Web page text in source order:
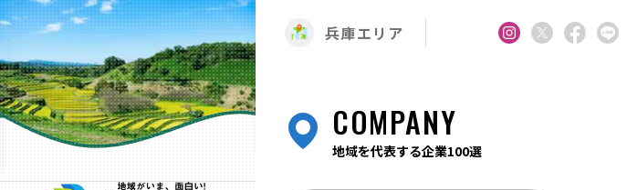
兵庫エリア
COMPANY
地域を代表する企業100選